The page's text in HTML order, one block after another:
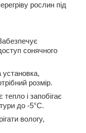
рослин під
сонячного
установка,
розмір.
тепло і запобігає
до -5°C.
вологу,